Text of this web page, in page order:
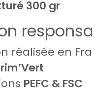
300 gr
réalisée en
PEFC & FSC